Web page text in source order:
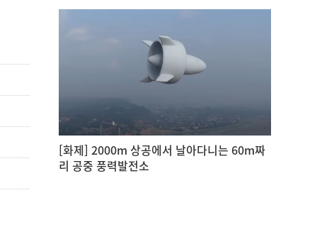
[화제] 2000m 상공에서 날아다니는 60m짜
리 공중 풍력발전소